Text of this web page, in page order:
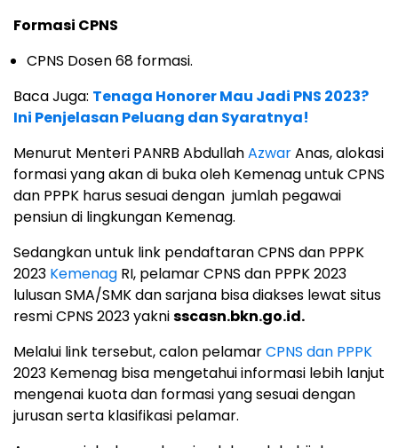
Formasi CPNS
CPNS Dosen 68 formasi.
Baca Juga: Tenaga Honorer Mau Jadi PNS 2023?
Ini Penjelasan Peluang dan Syaratnya!
Menurut Menteri PANRB AbdullahAzwarAnas, alokasi
formasi yang akan di buka oleh Kemenag untuk CPNS
dan PPPK harus sesuai dengan jumlah pegawai
pensiun di lingkungan Kemenag.
Sedangkan untuk link pendaftaran CPNS dan PPPK
2023 Kemenag RI, pelamar CPNS dan PPPK 2023
lulusan SMA/SMK dan sarjana bisa diakses lewat situs
resmi CPNS 2023 yaknisscasn.bkn.go.id.
Melalui link tersebut, calon pelamarCPNS dan PPPK
2023 Kemenag bisa mengetahui informasi lebih lanjut
mengenai kuota dan formasi yang sesuai dengan
jurusan serta klasifikasi pelamar.